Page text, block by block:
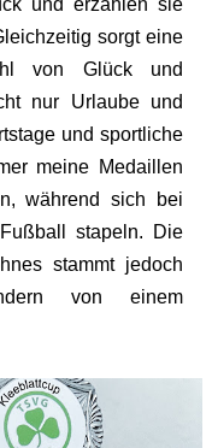
sorgt eine
von Glück und
nur Urlaube und
und sportliche
meine Medaillen
während sich bei
stapeln. Die
stammt jedoch
von einem